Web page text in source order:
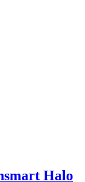
Halo